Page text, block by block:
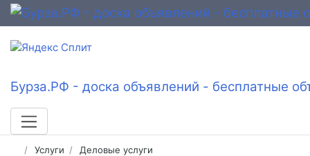
Бурза.РФ - доска объявлений - бесплатные
Услуги Деловые услуги